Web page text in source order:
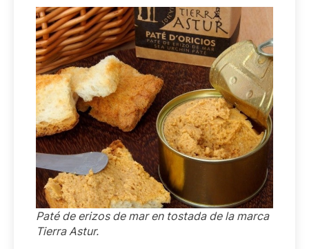
Paté de erizos de mar en tostada de la marca
Tierra Astur.